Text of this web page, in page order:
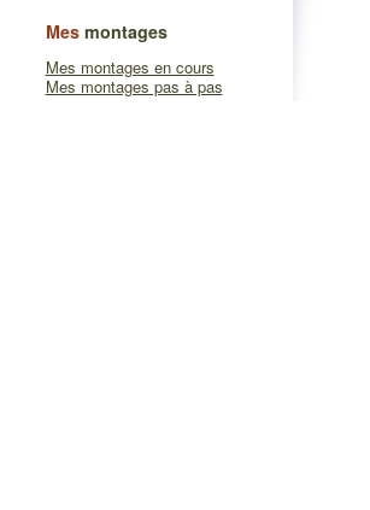
Mesmontages
Mes montages en cours
Mes montages pas à pas